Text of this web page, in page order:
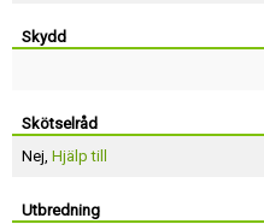
Skydd
Skötselråd
Nej, Hjälp till
Utbredning